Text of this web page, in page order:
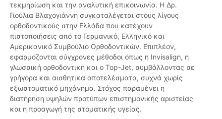
τεκμηρίωση και την αναλυτική επικοινωνία. Η Δρ.
Γιούλια Βλαχογιάννη συγκαταλέγεται στους λίγους
ορθοδοντικούς στην Ελλάδα που κατέχουν
πιστοποιήσεις από το Γερμανικό, Ελληνικό και
Αμερικανικό Συμβούλιο Ορθοδοντικών. Επιπλέον,
εφαρμόζονται σύγχρονες μέθοδοι όπως η Invisalign, η
γλωσσική ορθοδοντική και ο Top-Jet, συμβάλλοντας σε
γρήγορα και αισθητικά αποτελέσματα, συχνά χωρίς
εξωστοματικό μηχάνημα. Στόχος παραμένει η
διατήρηση υψηλών προτύπων επιστημονικής αριστείας
και η προαγωγή της στοματικής υγείας.